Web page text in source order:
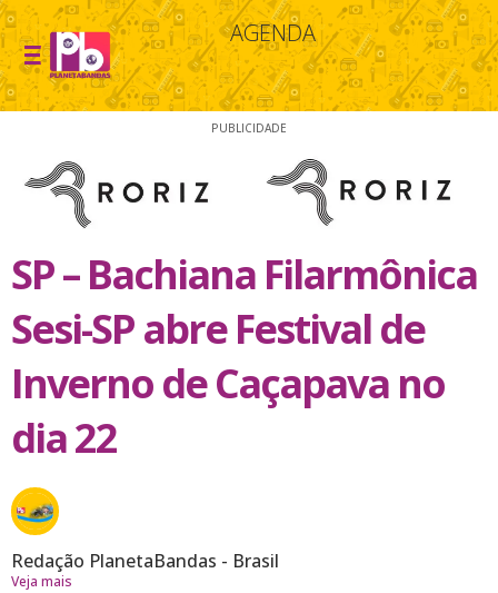
AGENDA
PUBLICIDADE
SP – Bachiana Filarmônica
Sesi-SP abre Festival de
Inverno de Caçapava no
dia 22
Redação PlanetaBandas - Brasil
Veja mais